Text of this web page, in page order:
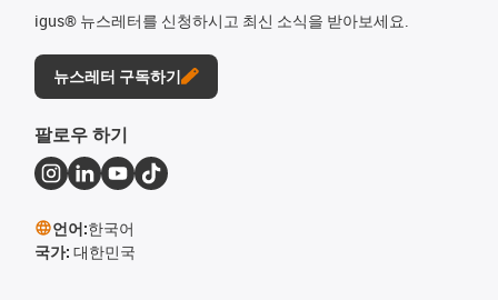
igus® 뉴스레터를 신청하시고 최신 소식을 받아보세요.
뉴스레터 구독하기
팔로우 하기
언어:한국어
국가: 대한민국